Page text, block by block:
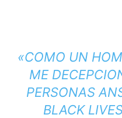
«COMO UN
ME
PERSONAS
BLACK